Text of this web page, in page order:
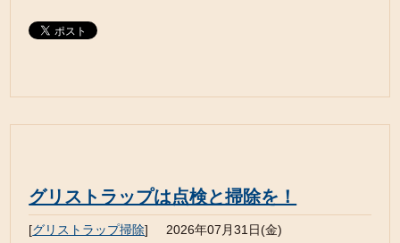
グリストラップは点検と掃除を！
[グリストラップ掃除] 2026年07月31日(金)